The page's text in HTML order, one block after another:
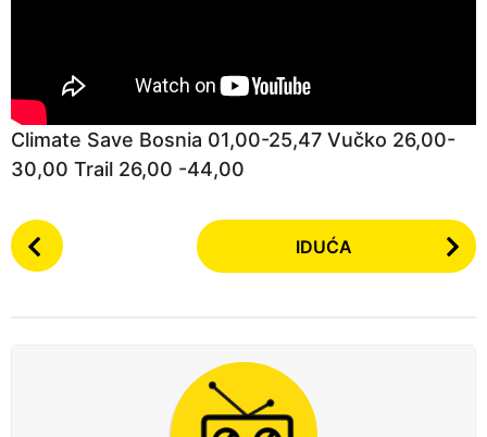
Climate Save Bosnia 01,00-25,47 Vučko 26,00-
30,00 Trail 26,00 -44,00
P
o
IDUĆA